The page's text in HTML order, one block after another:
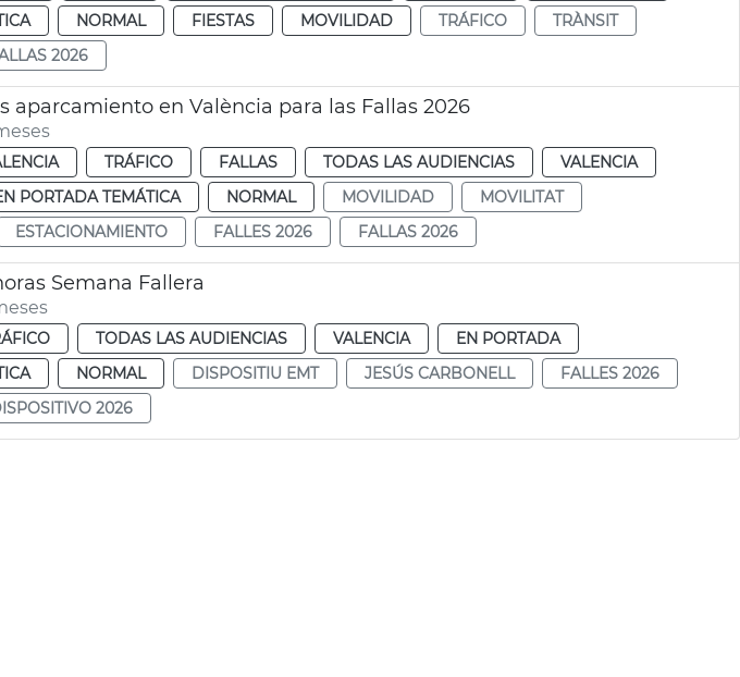
NORMAL FIESTAS MOVILIDAD TRÁFICO
TRÀNSIT
2026
aparcamiento en València para las Fallas 2026
TRÁFICO FALLAS TODAS LAS AUDIENCIAS
VALENCIA
PORTADA TEMÁTICA NORMAL MOVILIDAD
MOVILITAT
ESTACIONAMIENTO FALLES 2026 FALLAS 2026
Semana Fallera
TODAS LAS AUDIENCIAS VALENCIA
EN PORTADA
NORMAL DISPOSITIU EMT JESÚS CARBONELL
FALLES 2026
2026